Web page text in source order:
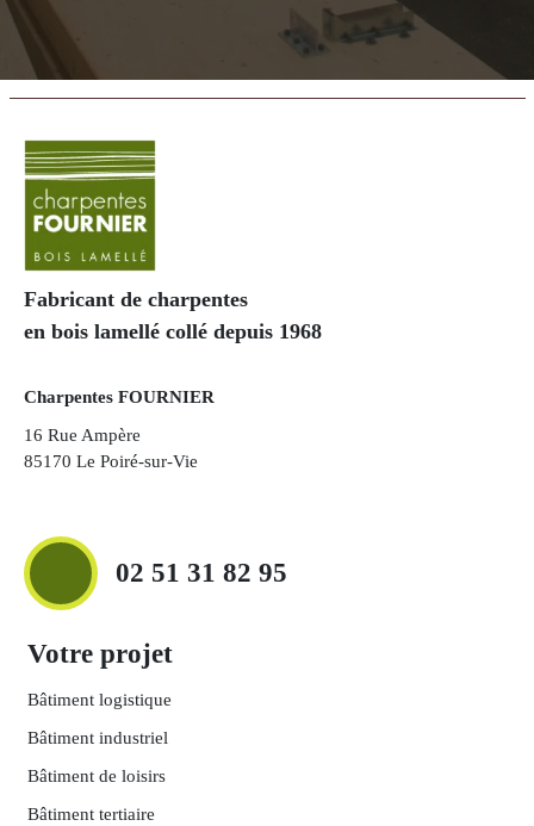
Fabricant de charpentes
en bois lamellé collé depuis 1968
Charpentes FOURNIER
16 Rue Ampère
85170 Le Poiré-sur-Vie
02 51 31 82 95
Votre projet
Bâtiment logistique
Bâtiment industriel
Bâtiment de loisirs
Bâtiment tertiaire